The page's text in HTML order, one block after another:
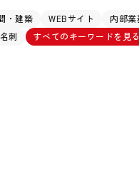
・建築 WEBサイト
内部
名刺 すべてのキーワードを見る